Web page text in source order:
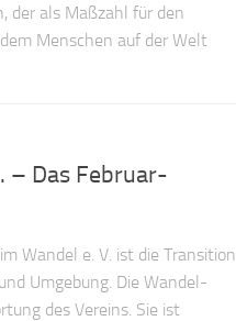
der als Maßzahl für den
Menschen auf der Welt
– Das Februar-
Wandel e. V. ist die Transition
Umgebung. Die Wandel-
des Vereins. Sie ist